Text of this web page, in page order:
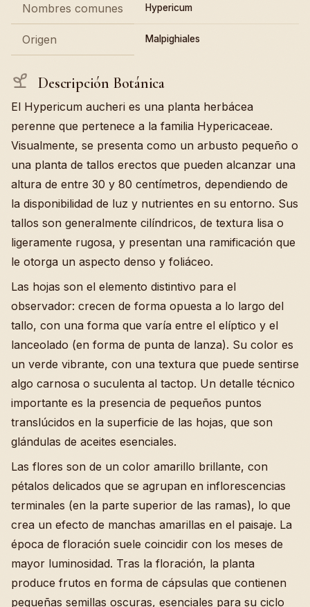
Nombres comunes Hypericum
Origen Malpighiales
Descripción Botánica
El Hypericum aucheri es una planta herbácea
perenne que pertenece a la familia Hypericaceae.
Visualmente, se presenta como un arbusto pequeño o
una planta de tallos erectos que pueden alcanzar una
altura de entre 30 y 80 centímetros, dependiendo de
la disponibilidad de luz y nutrientes en su entorno. Sus
tallos son generalmente cilíndricos, de textura lisa o
ligeramente rugosa, y presentan una ramificación que
le otorga un aspecto denso y foliáceo.
Las hojas son el elemento distintivo para el
observador: crecen de forma opuesta a lo largo del
tallo, con una forma que varía entre el elíptico y el
lanceolado (en forma de punta de lanza). Su color es
un verde vibrante, con una textura que puede sentirse
algo carnosa o suculenta al tactop. Un detalle técnico
importante es la presencia de pequeños puntos
translúcidos en la superficie de las hojas, que son
glándulas de aceites esenciales.
Las flores son de un color amarillo brillante, con
pétalos delicados que se agrupan en inflorescencias
terminales (en la parte superior de las ramas), lo que
crea un efecto de manchas amarillas en el paisaje. La
época de floración suele coincidir con los meses de
mayor luminosidad. Tras la floración, la planta
produce frutos en forma de cápsulas que contienen
pequeñas semillas oscuras, esenciales para su ciclo